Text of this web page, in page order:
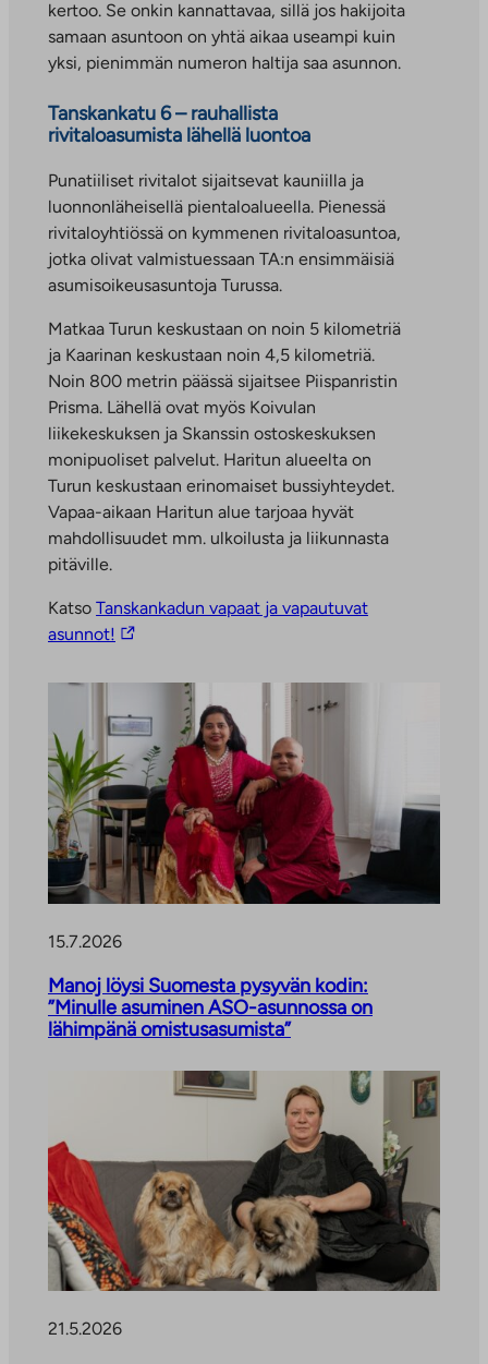
kertoo. Se onkin kannattavaa, sillä jos hakijoita
samaan asuntoon on yhtä aikaa useampi kuin
yksi, pienimmän numeron haltija saa asunnon.
Tanskankatu 6 – rauhallista
rivitaloasumista lähellä luontoa
Punatiiliset rivitalot sijaitsevat kauniilla ja
luonnonläheisellä pientaloalueella. Pienessä
rivitaloyhtiössä on kymmenen rivitaloasuntoa,
jotka olivat valmistuessaan TA:n ensimmäisiä
asumisoikeusasuntoja Turussa.
Matkaa Turun keskustaan on noin 5 kilometriä
ja Kaarinan keskustaan noin 4,5 kilometriä.
Noin 800 metrin päässä sijaitsee Piispanristin
Prisma. Lähellä ovat myös Koivulan
liikekeskuksen ja Skanssin ostoskeskuksen
monipuoliset palvelut. Haritun alueelta on
Turun keskustaan erinomaiset bussiyhteydet.
Vapaa-aikaan Haritun alue tarjoaa hyvät
mahdollisuudet mm. ulkoilusta ja liikunnasta
pitäville.
Katso Tanskankadun vapaat ja vapautuvat
asunnot! L
k
k
i
v
i
e
u
o
p
u
o
e
a
l
v
l
15.7.2026
Manoj löysi Suomesta pysyvän kodin:
”Minulle asuminen ASO-asunnossa on
lähimpänä omistusasumista”
21.5.2026